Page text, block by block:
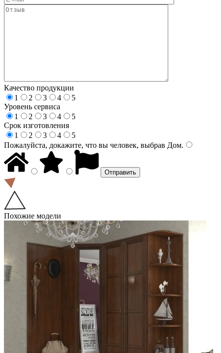
Качество продукции
1
2 3 4
5
Уровень сервиса
1
2 3 4
5
Срок изготовления
1
2 3 4
5
Пожалуйста, докажите, что вы человек, выбрав Дом.
Похожие модели